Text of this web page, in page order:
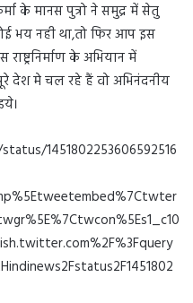
के मानस पुत्रो ने समुद्र में सेतु
भय नही था,तो फिर आप इस
के अभियान में
पूरे देश मे चल रहे हैं वो अभिनंदनीय
1451802253606592516